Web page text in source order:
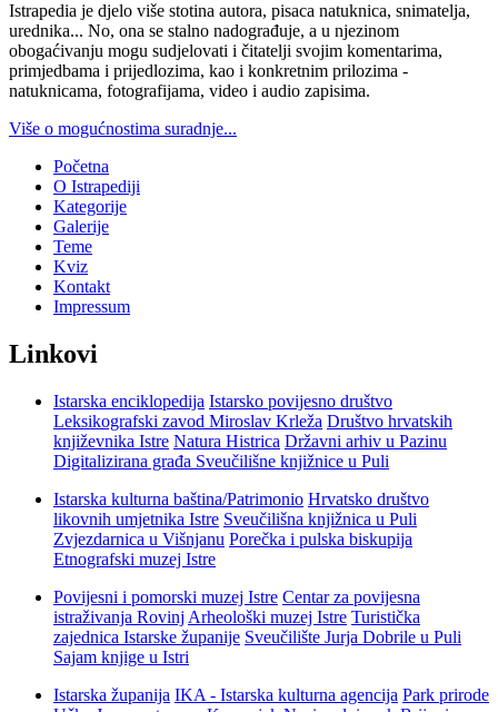
Istrapedia je djelo više stotina autora, pisaca natuknica, snimatelja,
urednika... No, ona se stalno nadograđuje, a u njezinom
obogaćivanju mogu sudjelovati i čitatelji svojim komentarima,
primjedbama i prijedlozima, kao i konkretnim prilozima -
natuknicama, fotografijama, video i audio zapisima.
Više o mogućnostima suradnje...
Početna
O Istrapediji
Kategorije
Galerije
Teme
Kviz
Kontakt
Impressum
Linkovi
Istarska enciklopedija Istarsko povijesno društvo
Leksikografski zavod Miroslav Krleža Društvo hrvatskih
književnika Istre Natura Histrica Državni arhiv u Pazinu
Digitalizirana građa Sveučilišne knjižnice u Puli
Istarska kulturna baština/Patrimonio Hrvatsko društvo
likovnih umjetnika Istre Sveučilišna knjižnica u Puli
Zvjezdarnica u Višnjanu Porečka i pulska biskupija
Etnografski muzej Istre
Povijesni i pomorski muzej Istre Centar za povijesna
istraživanja Rovinj Arheološki muzej Istre Turistička
zajednica Istarske županije Sveučilište Jurja Dobrile u Puli
Sajam knjige u Istri
Istarska županija IKA - Istarska kulturna agencija Park prirode